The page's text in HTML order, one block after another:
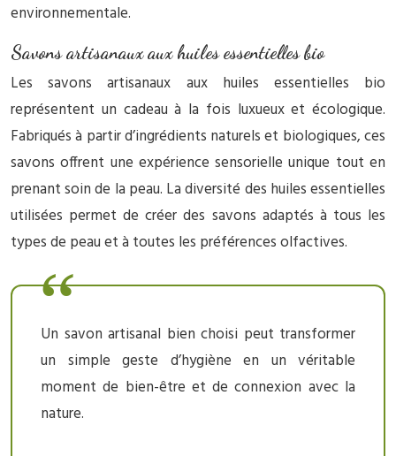
environnementale.
Savons artisanaux aux huiles essentielles bio
Les savons artisanaux aux huiles essentielles bio
représentent un cadeau à la fois luxueux et écologique.
Fabriqués à partir d’ingrédients naturels et biologiques, ces
savons offrent une expérience sensorielle unique tout en
prenant soin de la peau. La diversité des huiles essentielles
utilisées permet de créer des savons adaptés à tous les
types de peau et à toutes les préférences olfactives.
Un savon artisanal bien choisi peut transformer
un simple geste d’hygiène en un véritable
moment de bien-être et de connexion avec la
nature.